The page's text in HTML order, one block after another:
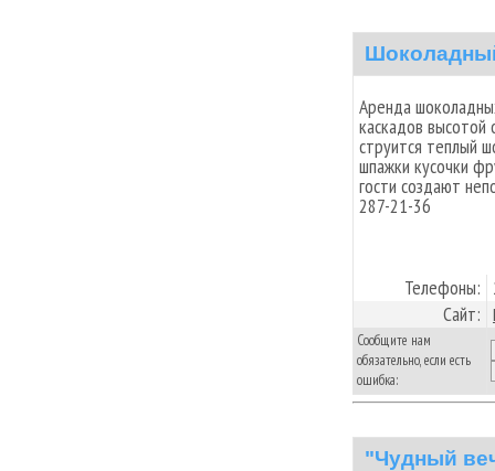
Apeндa
кacкaдoв
cтpyитcя тeплый
шпaжки кycoчки
гocти coздaют
287-21-36
Телефоны:
Сайт:
Сообщите нам
обязательно, если есть
ошибка:
"Чудный